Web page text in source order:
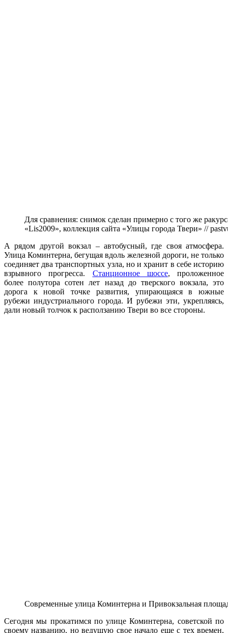
Для сравнения: снимок сделан примерно с того же
«Lis2009», коллекция сайта «Улицы города Твери» //
А рядом другой вокзал –автобусный, где своя атмосфера.
Улица Коминтерна, бегущая вдоль железной дороги, не только
соединяет два транспортных узла, но и хранит в себе историю
взрывного прогресса. Станционное шоссе, проложенное
более полутора сотен лет назад до тверского вокзала, это
дорога к новой точке развития, упирающаяся в южные
рубежи индустриального города. И рубежи эти, укрепляясь,
дали новый толчок к расползанию Твери во все стороны.
Современные улица Коминтерна и Привокзальная
Сегодня мы прокатимся по улице Коминтерна, советской по
своему названию, но ведущую свое начало еще с тех времен,